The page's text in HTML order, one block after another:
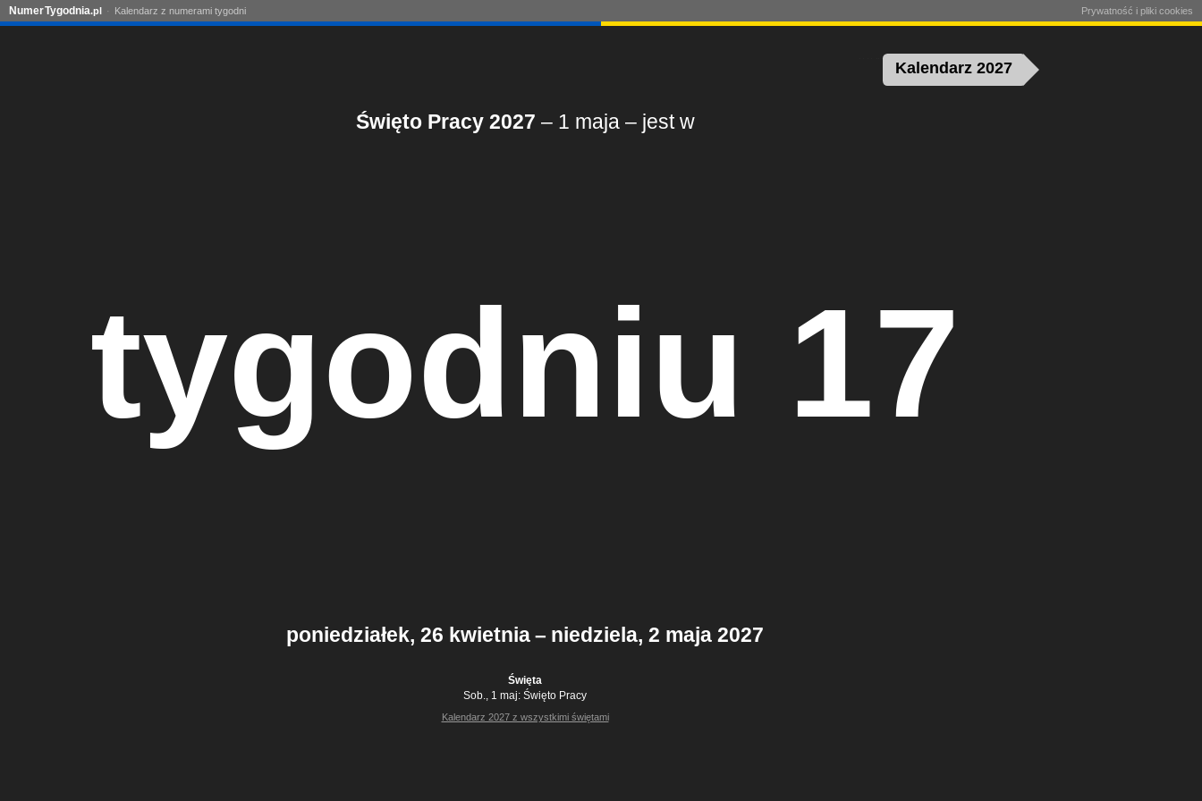
Święto Pracy 2027 – 1 maja – jest w
tygodniu 17
poniedziałek, 26 kwietnia – niedziela, 2 maja 2027
Święta
Sob., 1 maj: Święto Pracy
Kalendarz 2027 z wszystkimi świętami
Kalendarz 2027
NumerTygodnia.pl Kalendarz z numerami tygodni Prywatność i pliki cookies